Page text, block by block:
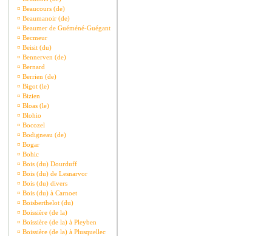
¤ Beaucours (de)
¤ Beaumanoir (de)
¤ Beaumer de Guéméné-Guégant
¤ Becmeur
¤ Beisit (du)
¤ Bennerven (de)
¤ Bernard
¤ Berrien (de)
¤ Bigot (le)
¤ Bizien
¤ Bloas (le)
¤ Blohio
¤ Bocozel
¤ Bodigneau (de)
¤ Bogar
¤ Bohic
¤ Bois (du) Dourduff
¤ Bois (du) de Lesnarvor
¤ Bois (du) divers
¤ Bois (du) à Carnoet
¤ Boisberthelot (du)
¤ Boissière (de la)
¤ Boissière (de la) à Pleyben
¤ Boissière (de la) à Plusquellec